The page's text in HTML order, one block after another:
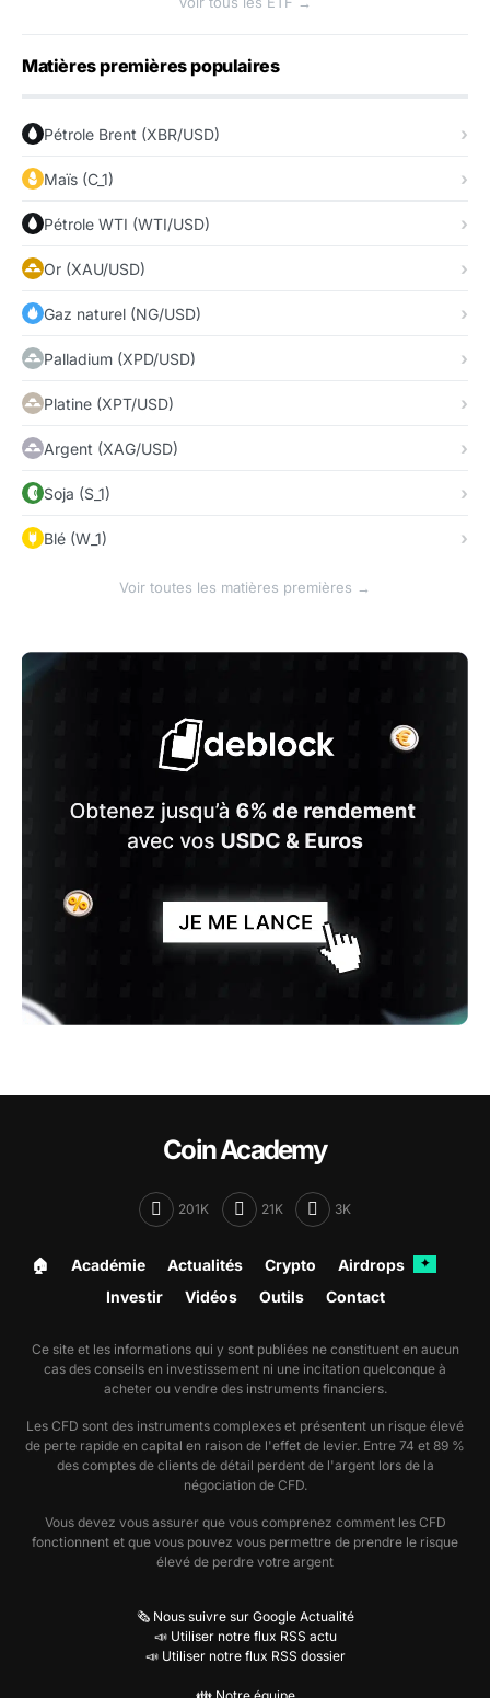
Matières premières populaires
Pétrole Brent (XBR/USD)
Maïs (C_1)
Pétrole WTI (WTI/USD)
Or (XAU/USD)
Gaz naturel (NG/USD)
Palladium (XPD/USD)
Platine (XPT/USD)
Argent (XAG/USD)
Soja (S_1)
Blé (W_1)
Voir toutes les matières premières →
Coin Academy
201K 21K 3K
🏠︎ Académie Actualités Crypto Airdrops ✦
Investir Vidéos Outils Contact
Ce site et les informations qui y sont publiées ne constituent en aucun
cas des conseils en investissement ni une incitation quelconque à
acheter ou vendre des instruments financiers.
Les CFD sont des instruments complexes et présentent un risque élevé
de perte rapide en capital en raison de l'effet de levier. Entre 74 et 89 %
des comptes de clients de détail perdent de l'argent lors de la
négociation de CFD.
Vous devez vous assurer que vous comprenez comment les CFD
fonctionnent et que vous pouvez vous permettre de prendre le risque
élevé de perdre votre argent
🗞️ Nous suivre sur Google Actualité
📣 Utiliser notre flux RSS actu
📣 Utiliser notre flux RSS dossier